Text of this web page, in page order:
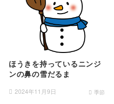
ほうきを持っているニンジ
ンの鼻の雪だるま
2024年11月9日 季節